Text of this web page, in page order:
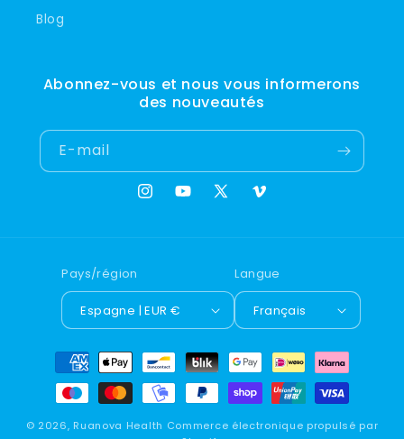
Blog
Abonnez-vous et nous vous informerons
des nouveautés
E-mail
InstagramYouTube
X
Vimeo
Pays/région
Espagne | EUR €
Langue
Français
Moyens
paiement
© 2026, Ruanova Health Commerce électronique propulsé par